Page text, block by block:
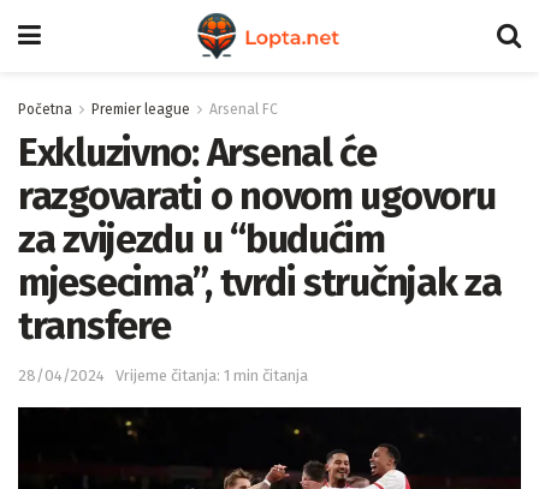
Početna Premier league Arsenal FC
Exkluzivno: Arsenal će
razgovarati o novom ugovoru
za zvijezdu u “budućim
mjesecima”, tvrdi stručnjak za
transfere
28/04/2024 Vrijeme čitanja: 1 min čitanja